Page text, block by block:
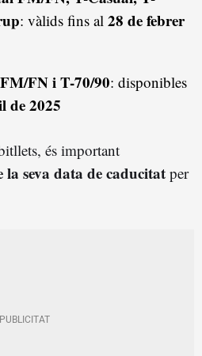
: vàlids fins al 28 de febrer
FN i T-70/90: disponibles
de 2025
és important
la seva data de caducitat per